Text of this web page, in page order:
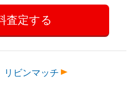
リビンマッチ